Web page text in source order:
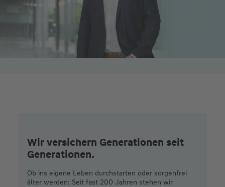
Wir versichern Generationen seit
Generationen.
Ob ins eigene Leben durchstarten oder sorgenfrei
älter werden: Seit fast 200 Jahren stehen wir